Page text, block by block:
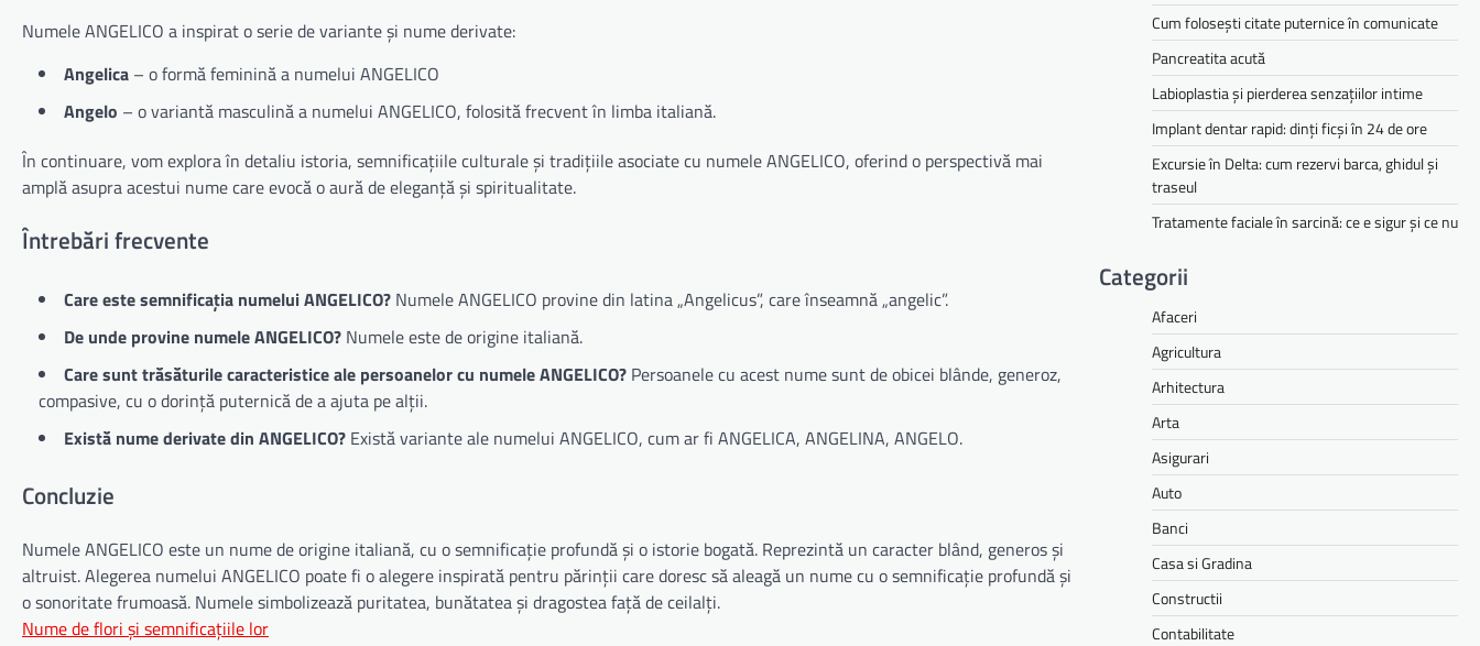
Numele ANGELICO a inspirat o serie de variante și nume derivate:
Angelica – o formă feminină a numelui ANGELICO
Angelo – o variantă masculină a numelui ANGELICO, folosită frecvent în limba italiană.
În continuare, vom explora în detaliu istoria, semnificațiile culturale și tradițiile asociate cu numele ANGELICO, oferind o perspectivă mai
amplă asupra acestui nume care evocă o aură de eleganță și spiritualitate.
Întrebări frecvente
Care este semnificația numelui ANGELICO? Numele ANGELICO provine din latina „Angelicus”, care înseamnă „angelic”.
De unde provine numele ANGELICO? Numele este de origine italiană.
Care sunt trăsăturile caracteristice ale persoanelor cu numele ANGELICO? Persoanele cu acest nume sunt de obicei blânde, generoz,
compasive, cu o dorință puternică de a ajuta pe alții.
Există nume derivate din ANGELICO? Există variante ale numelui ANGELICO, cum ar fi ANGELICA, ANGELINA, ANGELO.
Concluzie
Numele ANGELICO este un nume de origine italiană, cu o semnificație profundă și o istorie bogată. Reprezintă un caracter blând, generos și
altruist. Alegerea numelui ANGELICO poate fi o alegere inspirată pentru părinții care doresc să aleagă un nume cu o semnificație profundă și
o sonoritate frumoasă. Numele simbolizează puritatea, bunătatea și dragostea față de ceilalți.
Nume de flori și semnificațiile lor
Cum folosești citate puternice în comunicate
Pancreatita acută
Labioplastia și pierderea senzațiilor intime
Implant dentar rapid: dinți ficși în 24 de ore
Excursie în Delta: cum rezervi barca, ghidul și
traseul
Tratamente faciale în sarcină: ce e sigur și ce nu
Categorii
Afaceri
Agricultura
Arhitectura
Arta
Asigurari
Auto
Banci
Casa si Gradina
Constructii
Contabilitate